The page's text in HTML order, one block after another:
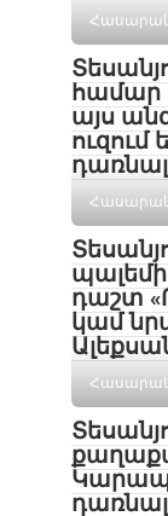
համար
այս
դաշտ
կամ